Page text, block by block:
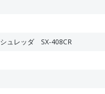
シュレッダ SX-408CR